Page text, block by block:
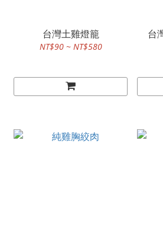
台灣土雞燈籠
NT$90 ~ NT$580
台